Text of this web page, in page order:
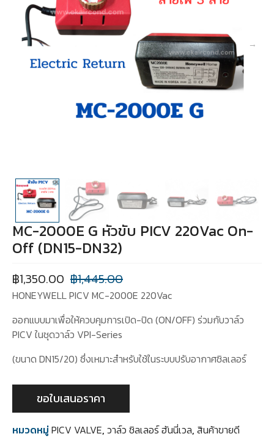
MC-2000E G หัวขับ PICV 220Vac On-
Off (DN15-DN32)
฿1,445.00
฿1,350.00
HONEYWELL PICV MC-2000E 220Vac
ออกแบบมาเพื่อให้ควบคุมการเปิด-ปิด (ON/OFF) ร่วมกับวาล์ว
PICV ในชุดวาล์ว VPI-Series
(ขนาด DN15/20) ซึ่งเหมาะสำหรับใช้ในระบบปรับอากาศชิลเลอร์
ขอใบเสนอราคา
หมวดหมู่PICV VALVE, วาล์ว ชิลเลอร์ ฮันนี่เวล, สินค้าขายดี